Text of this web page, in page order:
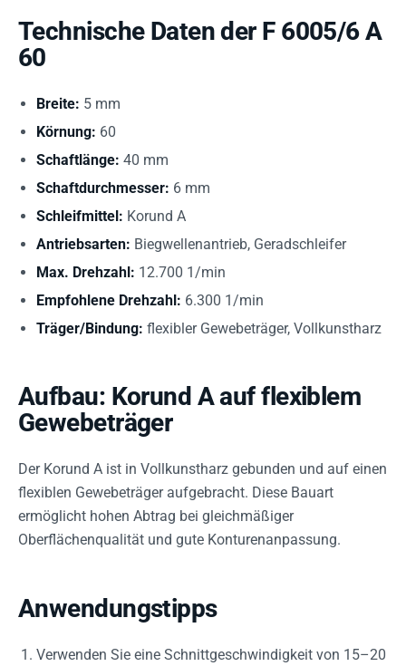
Technische Daten der F 6005/6 A
60
Breite: 5 mm
Körnung: 60
Schaftlänge: 40 mm
Schaftdurchmesser: 6 mm
Schleifmittel: Korund A
Antriebsarten: Biegwellenantrieb, Geradschleifer
Max. Drehzahl: 12.700 1/min
Empfohlene Drehzahl: 6.300 1/min
Träger/Bindung: flexibler Gewebeträger, Vollkunstharz
Aufbau: Korund A auf flexiblem
Gewebeträger
Der Korund A ist in Vollkunstharz gebunden und auf einen
flexiblen Gewebeträger aufgebracht. Diese Bauart
ermöglicht hohen Abtrag bei gleichmäßiger
Oberflächenqualität und gute Konturenanpassung.
Anwendungstipps
Verwenden Sie eine Schnittgeschwindigkeit von 15–20